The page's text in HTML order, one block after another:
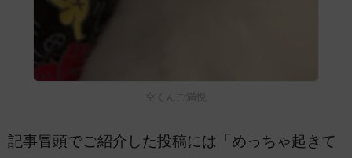
空くんご満悦
記事冒頭でご紹介した投稿には「めっちゃ起きて